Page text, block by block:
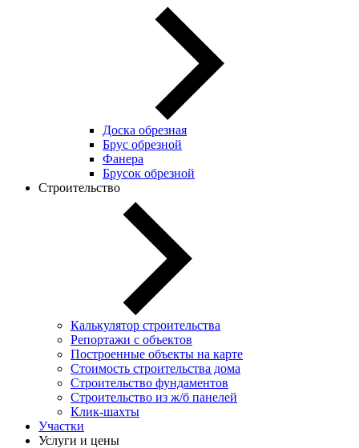
Доска обрезная
Брус обрезной
Фанера
Брусок обрезной
Строительство
Калькулятор строительства
Репортажи с объектов
Построенные объекты на карте
Стоимость строительства дома
Строительство фундаментов
Строительство из ж/б панелей
Клик-шахты
Участки
Услуги и цены